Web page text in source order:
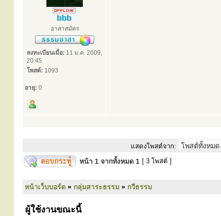
bbb
อาสาสมัคร
ลงทะเบียนเมื่อ: 11 ม.ค. 2009,
20:45
โพสต์: 1093
อายุ: 0
แสดงโพสต์จาก:
หน้า 1 จากทั้งหมด 1 [ 3 โพสต์ ]
หน้าเว็บบอร์ด » กลุ่มสาระธรรม » กวีธรรม
ผู้ใช้งานขณะนี้